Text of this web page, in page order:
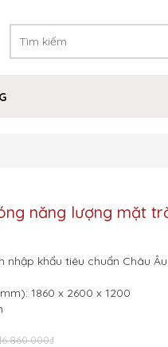
năng lượng mặt
nhập khẩu tiêu chuẩn Châu Âu
1860 x 2600 x 1200
₫